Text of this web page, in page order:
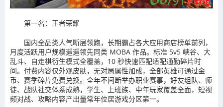
第一名：王者荣耀
国内全品类人气断层领跑，长期霸占各大应用商店榜单前列，
月度活跃用户规模遥遥领先同类 MOBA 作品。标准 5v5 峡谷、大
乱斗、自走棋衍生模式全覆盖，10 秒快速匹配适配通勤碎片时
间。付费内容仅外观皮肤，无对局属性加成，全部英雄可通过金
币、赛季碎片免费兑换。全年不间断举办职业赛事，好友组队、师
徒、战队社交体系成熟，学生、上班族、中年玩家覆盖全面，短视
频对战、攻略内容产出量常年位居游戏分区第一。